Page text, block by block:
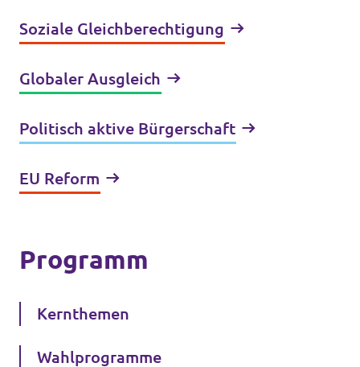
Soziale Gleichberechtigung
Globaler Ausgleich
Politisch aktive Bürgerschaft
EU Reform
Programm
Kernthemen
Wahlprogramme